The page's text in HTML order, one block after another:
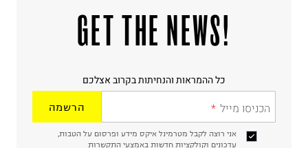
!GET THE NEWS
כל ההמראות והנחיתות בקרוב אצלכם
הכניסו מייל הרשמה
אני רוצה לקבל מטרמינל איקס מידע ופרסום על הטבות,
עדכונים וקולקציות חדשות באמצעי התקשרות